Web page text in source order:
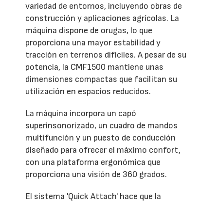
variedad de entornos, incluyendo obras de
construcción y aplicaciones agrícolas. La
máquina dispone de orugas, lo que
proporciona una mayor estabilidad y
tracción en terrenos difíciles. A pesar de su
potencia, la CMF1500 mantiene unas
dimensiones compactas que facilitan su
utilización en espacios reducidos.
La máquina incorpora un capó
superinsonorizado, un cuadro de mandos
multifunción y un puesto de conducción
diseñado para ofrecer el máximo confort,
con una plataforma ergonómica que
proporciona una visión de 360 grados.
El sistema 'Quick Attach' hace que la